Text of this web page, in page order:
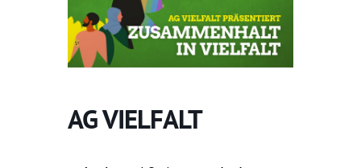
AG VIELFALT